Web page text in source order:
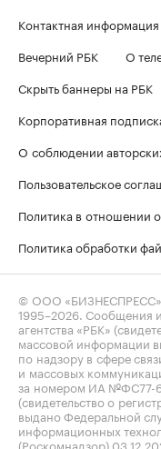
Контактная информация
Вечерний РБК
О
Скрыть баннеры на РБК
Корпоративная
О соблюдении
Пользовательское
Политика в отношении
Политика обработки
© ООО
1995–2026 . Сообщения
агентства «РБК»
массовой информации
по надзору в сфере
и массовых
за номером ИА №ФС77-
(свидетельство о
выдано Федеральной
информационных
(Роскомнадзор)